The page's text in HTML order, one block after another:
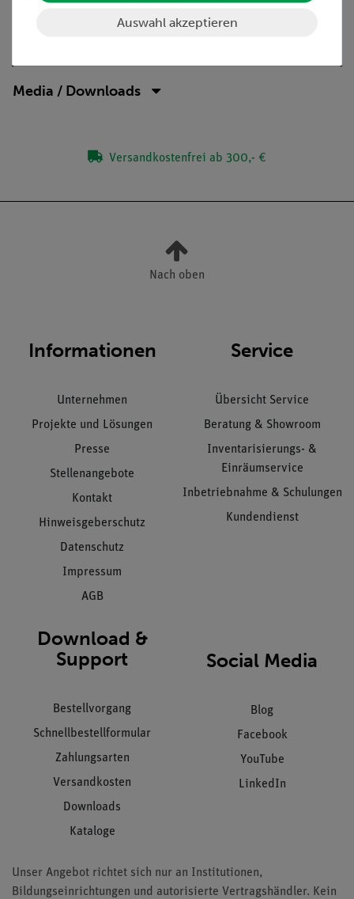
Media / Downloads
Versandkostenfrei ab 300,- €
Nach oben
Informationen
Unternehmen
Projekte und Lösungen
Presse
Stellenangebote
Kontakt
Hinweisgeberschutz
Datenschutz
Impressum
AGB
Service
Übersicht Service
Beratung & Showroom
Inventarisierungs- &
Einräumservice
Inbetriebnahme & Schulungen
Kundendienst
Download &
Support
Bestellvorgang
Schnellbestellformular
Zahlungsarten
Versandkosten
Downloads
Kataloge
Social Media
Blog
Facebook
YouTube
LinkedIn
Unser Angebot richtet sich nur an Institutionen,
Bildungseinrichtungen und autorisierte Vertragshändler. Kein
Auswahl akzeptieren